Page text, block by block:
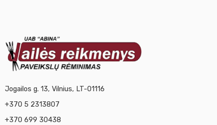
Jogailos g. 13, Vilnius, LT-01116
+370 5 2313807
+370 699 30438